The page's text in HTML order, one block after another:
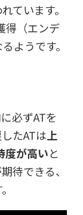
ています。
得（エンデ
ようです。
必ずATを
たATは上
度が高いと
待できる、